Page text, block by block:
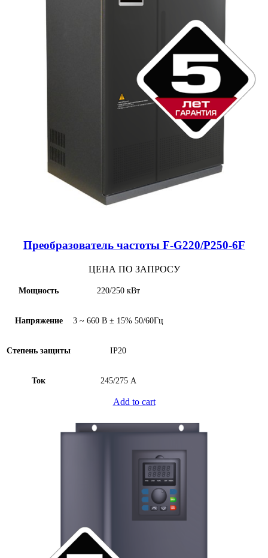
Преобразователь частоты F-G220/P250-6F
ЦЕНА ПО ЗАПРОСУ
Мощность 220/250 кВт
Напряжение 3 ~ 660 В ± 15% 50/60Гц
Степень защиты IP20
Ток 245/275 А
Add to cart